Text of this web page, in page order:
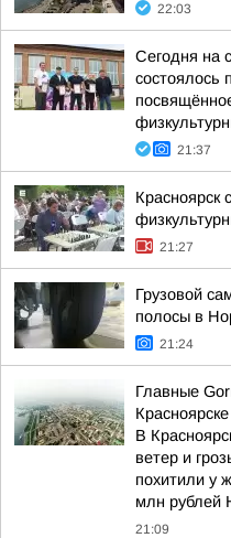
22:03
Сегодня на
состоялось
21:37
Красноярск
21:27
Грузовой
полосы в
21:24
Главные
В
ветер и
похитили у
млн рублей
21:09